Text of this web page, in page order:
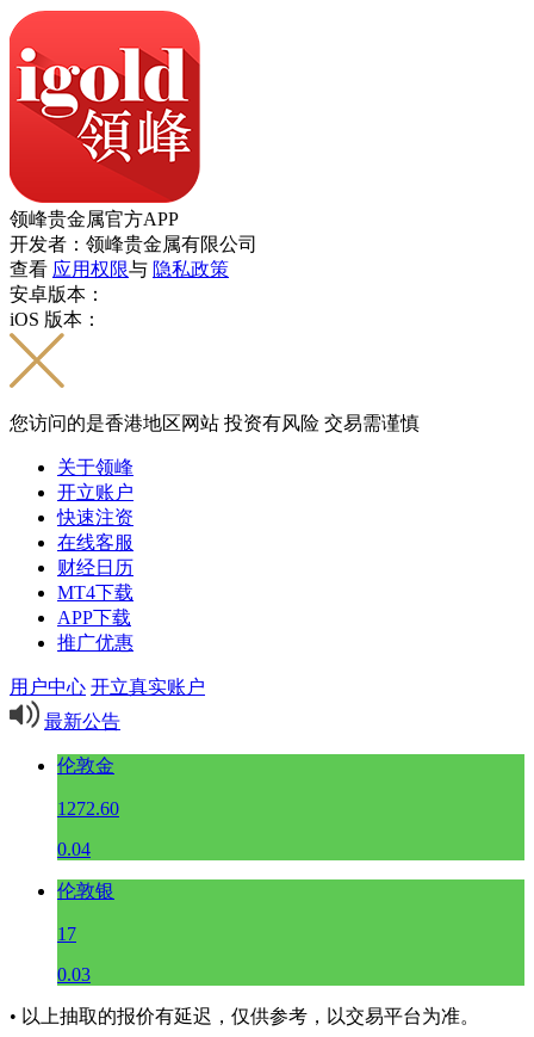
领峰贵金属官方APP
开发者：领峰贵金属有限公司
查看 应用权限与 隐私政策
安卓版本：
iOS 版本：
您访问的是香港地区网站 投资有风险 交易需谨慎
关于领峰
开立账户
快速注资
在线客服
财经日历
MT4下载
APP下载
推广优惠
用户中心 开立真实账户
最新公告
伦敦金
1272.60
0.04
伦敦银
17
0.03
• 以上抽取的报价有延迟，仅供参考，以交易平台为准。